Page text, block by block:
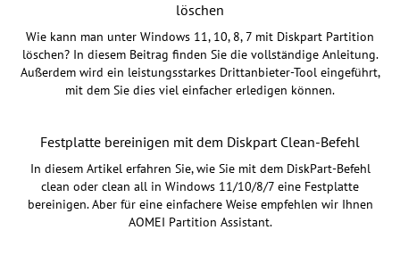
löschen
Wie kann man unter Windows 11, 10, 8, 7 mit Diskpart Partition
löschen? In diesem Beitrag finden Sie die vollständige Anleitung.
Außerdem wird ein leistungsstarkes Drittanbieter-Tool eingeführt,
mit dem Sie dies viel einfacher erledigen können.
Festplatte bereinigen mit dem Diskpart Clean-Befehl
In diesem Artikel erfahren Sie, wie Sie mit dem DiskPart-Befehl
clean oder clean all in Windows 11/10/8/7 eine Festplatte
bereinigen. Aber für eine einfachere Weise empfehlen wir Ihnen
AOMEI Partition Assistant.